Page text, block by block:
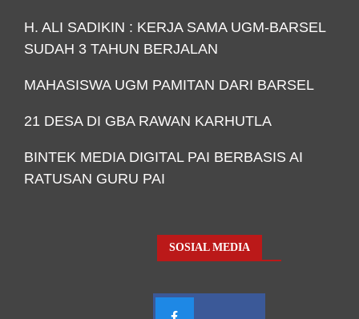
H. ALI SADIKIN : KERJA SAMA UGM-BARSEL
SUDAH 3 TAHUN BERJALAN
MAHASISWA UGM PAMITAN DARI BARSEL
21 DESA DI GBA RAWAN KARHUTLA
BINTEK MEDIA DIGITAL PAI BERBASIS AI
RATUSAN GURU PAI
SOSIAL MEDIA